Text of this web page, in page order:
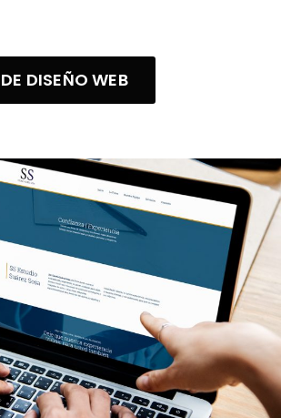
DISEÑO WEB